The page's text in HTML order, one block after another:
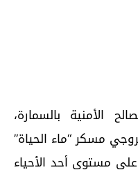
الأمنية بالسمارة،
مسكر “ماء الحياة”
مستوى أحد الأحياء